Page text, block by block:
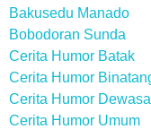
Bakusedu Manado
Bobodoran Sunda
Cerita Humor Batak
Cerita Humor
Cerita Humor Dewasa
Cerita Humor Umum